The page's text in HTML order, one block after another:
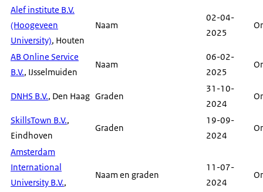
Alef institute B.V.
(Hoogeveen
University), Houten
Naam
02-04-
2025
AB Online Service
B.V., IJsselmuiden
Naam
06-02-
2025
DNHS B.V., Den Haag Graden
31-10-
2024
SkillsTown B.V.,
Eindhoven
Graden
19-09-
2024
Amsterdam
International
University B.V.,
Naam en graden
11-07-
2024